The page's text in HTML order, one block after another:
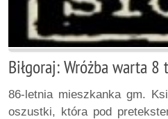
Biłgoraj: Wróżba warta 8
86-letnia mieszkanka gm.
oszustki, która pod